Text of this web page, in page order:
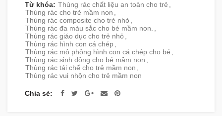
Từ khóa: Thùng rác chất liệu an toàn cho trẻ ,
Thùng rác cho trẻ mầm non ,
Thùng rác composite cho trẻ nhỏ ,
Thùng rác đa màu sắc cho bé mầm non. ,
Thùng rác giáo dục cho trẻ nhỏ ,
Thùng rác hình con cá chép,
Thùng rác mô phỏng hình con cá chép cho bé ,
Thùng rác sinh động cho bé mầm non ,
Thùng rác tái chế cho trẻ mầm non ,
Thùng rác vui nhộn cho trẻ mầm non
Chia sẻ